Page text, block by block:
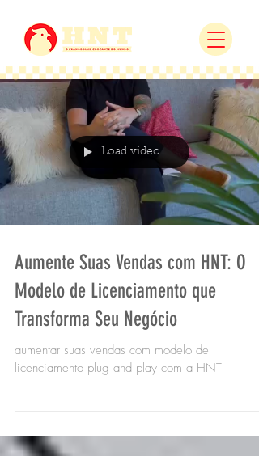
Load video
Aumente Suas Vendas com HNT: O
Modelo de Licenciamento que
Transforma Seu Negócio
aumentar suas vendas com modelo de
licenciamento plug and play com a HNT